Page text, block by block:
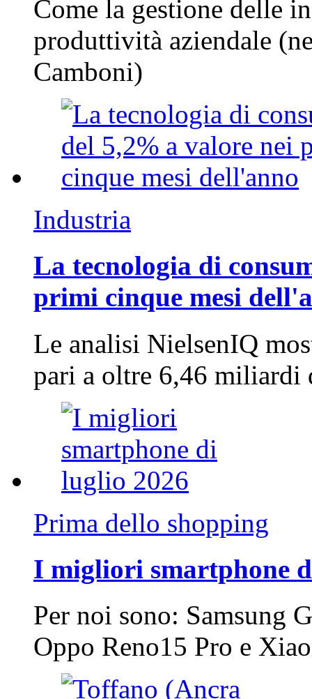
Come la gestione delle
produttività aziendale
Camboni)
Industria
La tecnologia di
primi cinque mesi
Le analisi NielsenIQ
pari a oltre 6,46
Prima dello shopping
I migliori smartphone
Per noi sono: Samsung
Oppo Reno15 Pro e